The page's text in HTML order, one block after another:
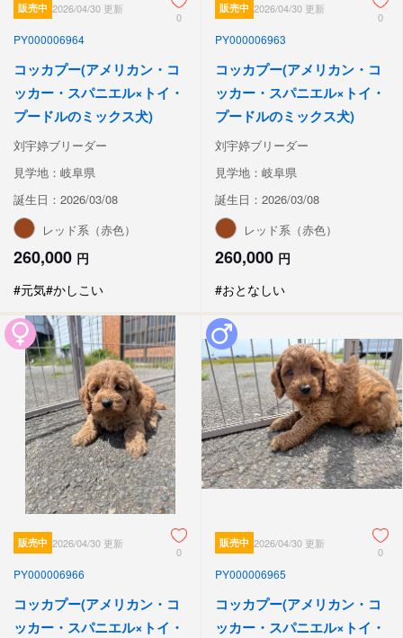
販売中 2026/04/30 更新
0
PY000006964
コッカプー(アメリカン・コ
ッカー・スパニエル×トイ・
プードルのミックス犬)
刘宇婷ブリーダー
見学地：岐阜県
誕生日：2026/03/08
レッド系（赤色）
260,000 円
#元気#かしこい
販売中 2026/04/30 更新
0
PY000006963
コッカプー(アメリカン・コ
ッカー・スパニエル×トイ・
プードルのミックス犬)
刘宇婷ブリーダー
見学地：岐阜県
誕生日：2026/03/08
レッド系（赤色）
260,000 円
#おとなしい
販売中 2026/04/30 更新
0
PY000006966
コッカプー(アメリカン・コ
ッカー・スパニエル×トイ・
販売中 2026/04/30 更新
0
PY000006965
コッカプー(アメリカン・コ
ッカー・スパニエル×トイ・